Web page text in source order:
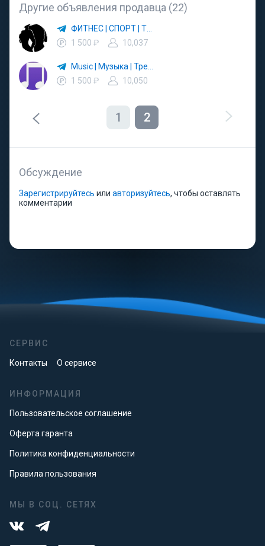
Другие объявления продавца (22)
1 500 ₽
10,037
1 500 ₽
10,050
1 2
Обсуждение
Зарегистрируйтесь или авторизуйтесь, чтобы оставлять
комментарии
СЕРВИС
Контакты О сервисе
ИНФОРМАЦИЯ
Пользовательское соглашение
Оферта гаранта
Политика конфиденциальности
Правила пользования
МЫ В СОЦ. СЕТЯХ